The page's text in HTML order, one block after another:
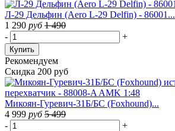
Л-29 Дельфин (Aero L-29 Delfin) - 86001...
1 290 руб 1 490
-
+
Купить
Рекомендуем
Скидка 200 руб
Микоян-Гуревич-31Б/БС (Foxhound)...
4 999 руб 5 499
-
+